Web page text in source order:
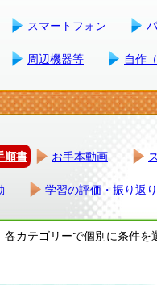
スマートフォン
周辺機器等 自作
順書 お手本動画
学習の評価・振り返り
カテゴリーで個別に条件を